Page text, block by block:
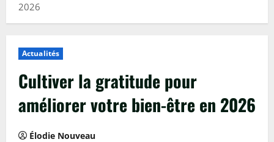
2026
Actualités
Cultiver la gratitude pour
améliorer votre bien-être en 2026
Élodie Nouveau